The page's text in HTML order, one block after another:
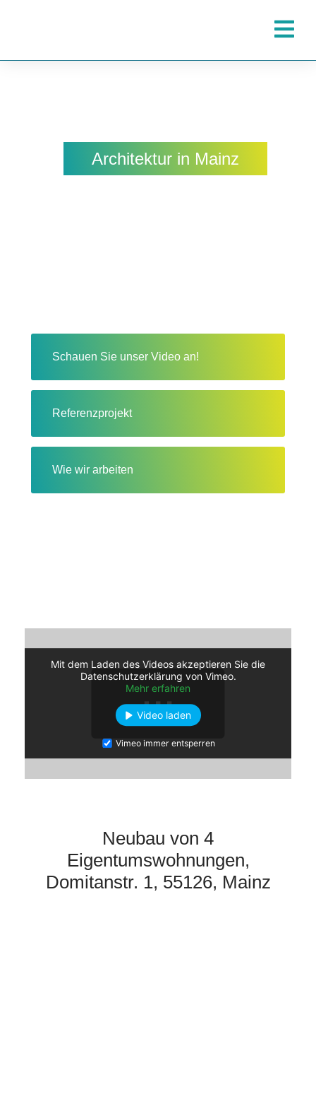
Architektur in Mainz
Schauen Sie unser Video an!
Referenzprojekt
Wie wir arbeiten
Mit dem Laden des Videos akzeptieren Sie die
Datenschutzerklärung von Vimeo.
Mehr erfahren
Video laden
Vimeo immer entsperren
Neubau von 4
Eigentumswohnungen,
Domitanstr. 1, 55126, Mainz